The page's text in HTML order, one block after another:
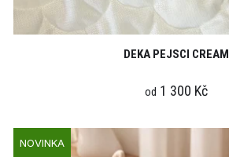
DEKA PEJSCI CREAM
od 1 300 Kč
NOVINKA